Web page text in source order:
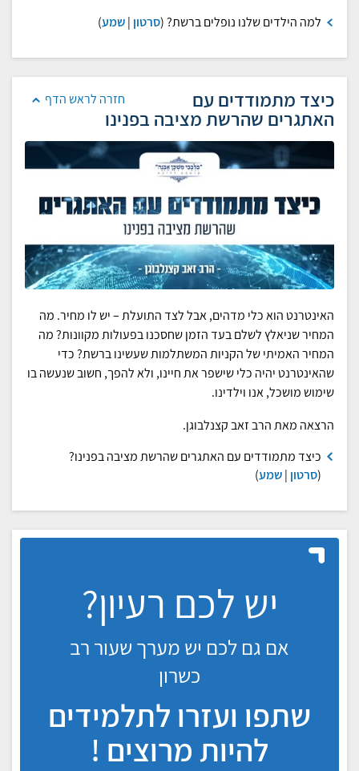
למה הילדים שלנו נופלים ברשת? (סרטון |שמע)
חזרה לראש הדף כיצד מתמודדים עם
האתגרים שהרשת מציבה בפנינו
האינטרנט הוא כלי מדהים, אבל לצד התועלת – יש לו מחיר. מה
המחיר שניאלץ לשלם בעד הזמן שחסכנו בפעולות מקוונות? מה
המחיר האמיתי של הקניות המשתלמות שעשינו ברשת? כדי
שהאינטרנט יהיה כלי שישפר את חיינו, ולא להפך, חשוב שנעשה בו
שימוש מושכל, אנו וילדינו.
הרצאה מאת הרב זאב קצנלבוגן.
כיצד מתמודדים עם האתגרים שהרשת מציבה בפנינו?
(סרטון |שמע)
יש לכם רעיון?
אם גם לכם יש מערך שעור רב
כשרון
שתפו ועזרו לתלמידים
להיות מרוצים !